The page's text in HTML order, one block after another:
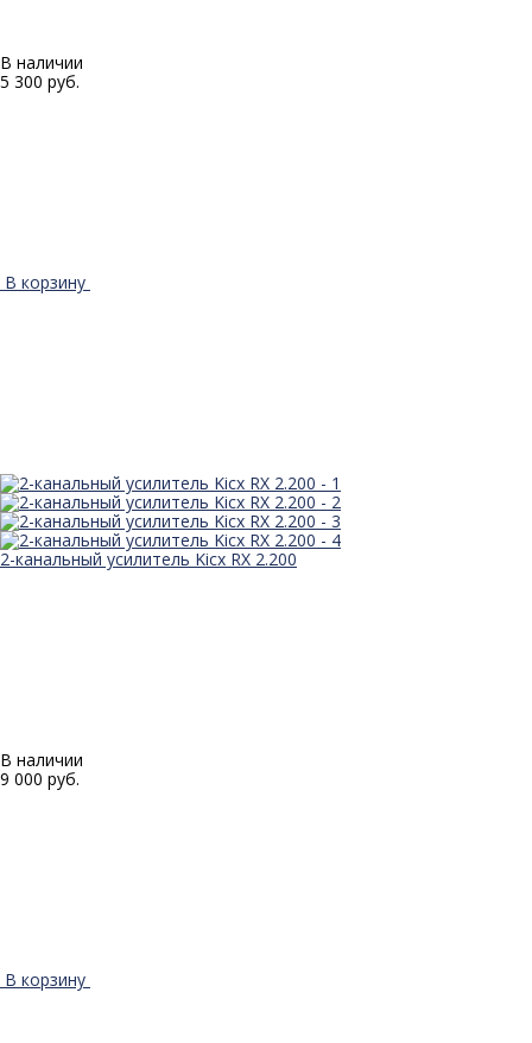
В наличии
5 300 руб.
В корзину
2-канальный усилитель Kicx RX 2.200
В наличии
9 000 руб.
В корзину